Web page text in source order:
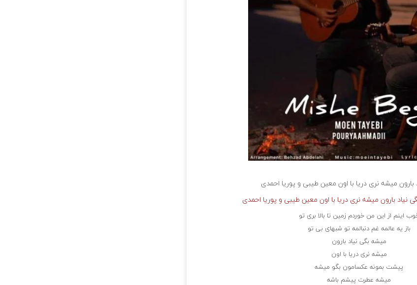
میشه نری دریا با اون معین طیبی و پوریا احمدی
نیاد بارون میشه نری دریا با اون معین طیبی و پوریا احمدی
اینم از این من خوردم زمین تا بالا بری تو
باز یه عالمه غم دنبالمه تو شبهای بی تو
میشه بگی نیاد بارون
میشه نری دریا با اون
پیشت بمونه عکسامون بگو میشه
میشه عطرت پیشم باشه